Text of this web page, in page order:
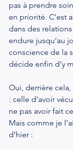
pas à prendre
en priorité. C’est
dans des
endure jusqu’au
conscience de la
décide enfin d’y
Oui, derrière
: celle d’avoir
ne pas avoir fait
Mais comme je
d’hier :